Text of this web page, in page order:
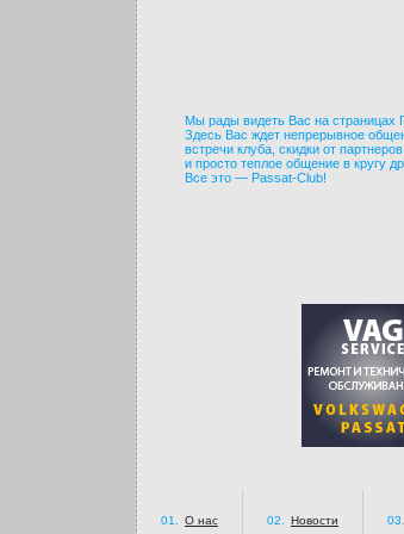
Мы рады видеть Вас на страницах
Здесь Вас ждет непрерывное
встречи клуба, скидки от партнеров
и просто теплое общение в кругу
Все это — Passat-Club!
01. О нас 02. Новости 03.